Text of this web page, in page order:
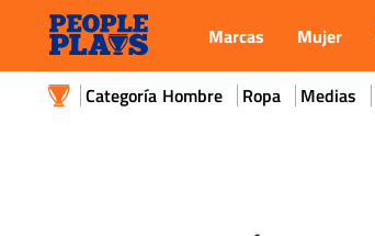
Marcas Mujer
Hombre Ropa Medias